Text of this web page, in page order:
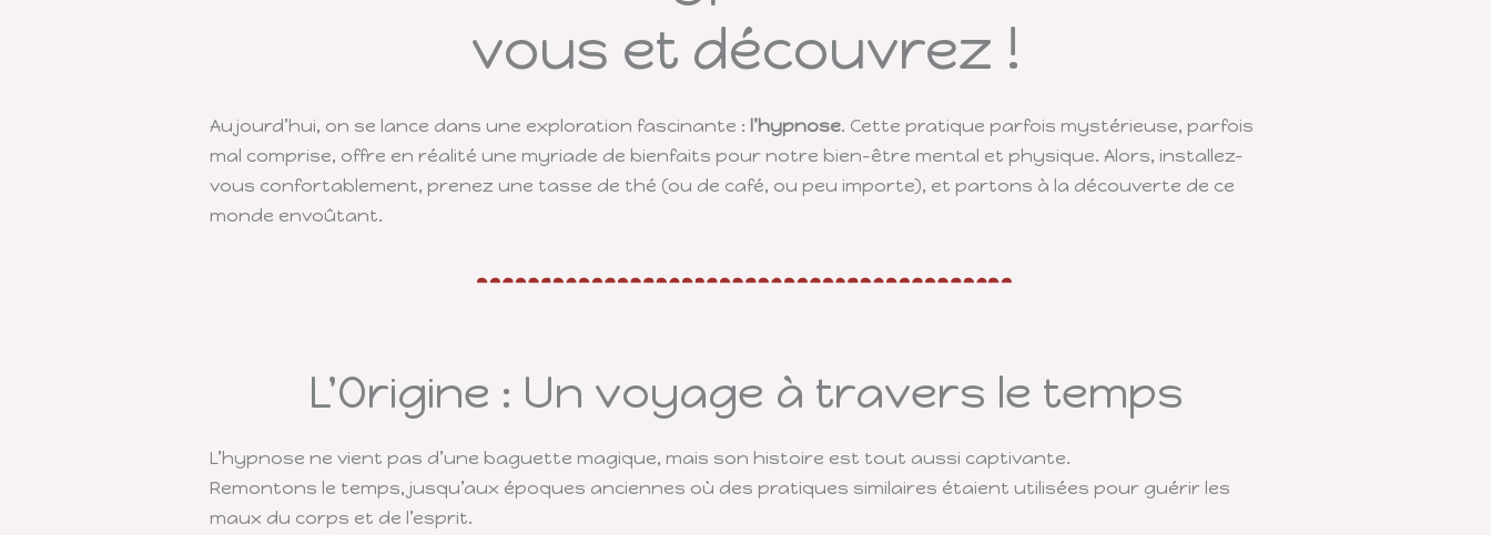
vous et découvrez !
Aujourd’hui, on se lance dans une exploration fascinante : l’hypnose. Cette pratique parfois mystérieuse, parfois
mal comprise, offre en réalité une myriade de bienfaits pour notre bien-être mental et physique. Alors, installez-
vous confortablement, prenez une tasse de thé (ou de café, ou peu importe), et partons à la découverte de ce
monde envoûtant.
L'Origine : Un voyage à travers le temps
L’hypnose ne vient pas d’une baguette magique, mais son histoire est tout aussi captivante.
Remontons le temps, jusqu’aux époques anciennes où des pratiques similaires étaient utilisées pour guérir les
maux du corps et de l’esprit.